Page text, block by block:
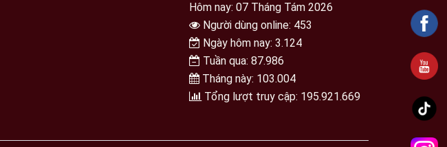
Hôm nay: 07 Tháng Tám 2026
Người dùng online: 453
Ngày hôm nay: 3.124
Tuần qua: 87.986
Tháng này: 103.004
Tổng lượt truy cập: 195.921.669